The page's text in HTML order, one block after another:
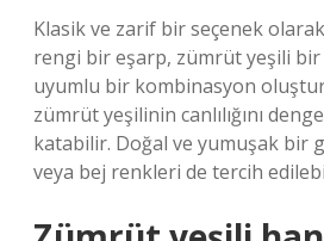
Klasik ve zarif bir seçenek
rengi bir eşarp, zümrüt yeşili bir
uyumlu bir kombinasyon
zümrüt yeşilinin canlılığını
katabilir. Doğal ve yumuşak bir
veya bej renkleri de tercih